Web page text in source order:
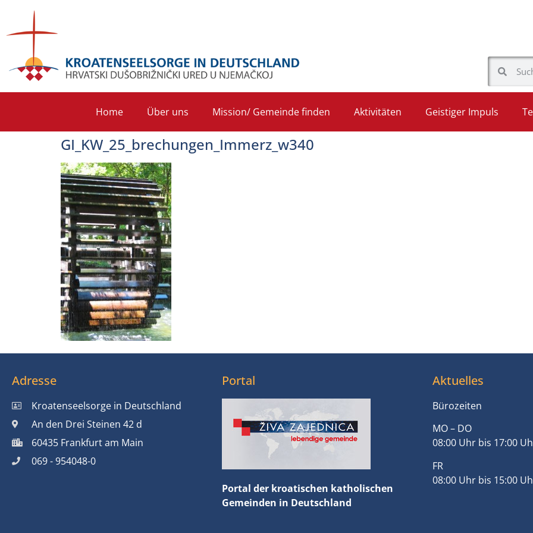
Home Über uns Mission/ Gemeinde finden Aktivitäten Geistiger Impuls
GI_KW_25_brechungen_Immerz_w340
Adresse
Kroatenseelsorge in Deutschland
An den Drei Steinen 42 d
60435 Frankfurt am Main
069 - 954048-0
Portal
Portal der kroatischen katholischen
Gemeinden in Deutschland
Aktuelles
Bürozeiten
MO – DO
08:00 Uhr bis 17:00
FR
08:00 Uhr bis 15:00